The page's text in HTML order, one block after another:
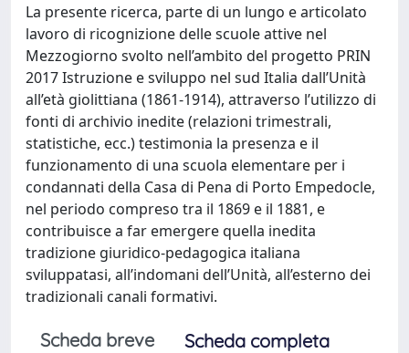
La presente ricerca, parte di un lungo e articolato
lavoro di ricognizione delle scuole attive nel
Mezzogiorno svolto nell’ambito del progetto PRIN
2017 Istruzione e sviluppo nel sud Italia dall’Unità
all’età giolittiana (1861-1914), attraverso l’utilizzo di
fonti di archivio inedite (relazioni trimestrali,
statistiche, ecc.) testimonia la presenza e il
funzionamento di una scuola elementare per i
condannati della Casa di Pena di Porto Empedocle,
nel periodo compreso tra il 1869 e il 1881, e
contribuisce a far emergere quella inedita
tradizione giuridico-pedagogica italiana
sviluppatasi, all’indomani dell’Unità, all’esterno dei
tradizionali canali formativi.
Scheda breve
Scheda completa